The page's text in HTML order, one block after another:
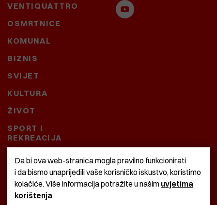
VENTIQUATTRO
OSMRTNICE
KOMUNAL
BIZNIS
SVIJET
KULTURA
ŽIVOT
SPORT I
REKREACIJA
CRNA KRONIKA
BAŠTARDINI I PRAVI
KRASNA ZEMLJA
Da bi ova web-stranica mogla pravilno funkcionirati
i da bismo unaprijedili vaše korisničko iskustvo, koristimo
kolačiće. Više informacija potražite u našim uvjetima
korištenja.